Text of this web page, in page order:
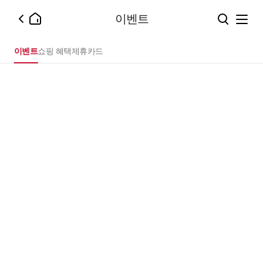
이벤트
이벤트쇼핑 혜택제휴카드